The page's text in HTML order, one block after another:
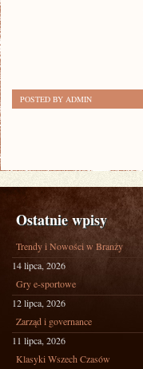
POSTED BY ADMIN
Ostatnie wpisy
Trendy i Nowości w Branży
14 lipca, 2026
Gry e-sportowe
12 lipca, 2026
Zarząd i governance
11 lipca, 2026
Klasyki Wszech Czasów